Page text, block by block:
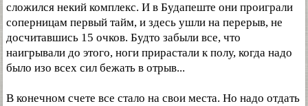
сложился некий комплекс. И в Будапеште они проиграли
соперницам первый тайм, и здесь ушли на перерыв, не
досчитавшись 15 очков. Будто забыли все, что
наигрывали до этого, ноги прирастали к полу, когда надо
было изо всех сил бежать в отрыв...
В конечном счете все стало на свои места. Но надо отдать